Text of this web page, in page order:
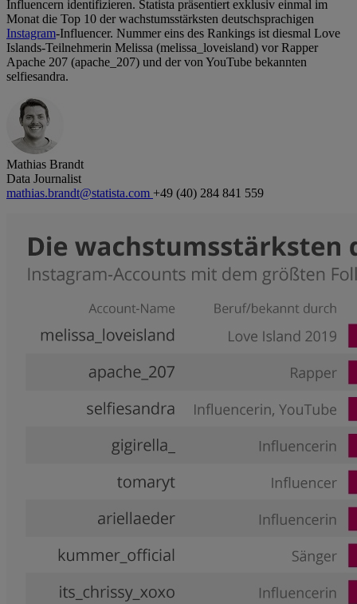
Influencern identifizieren. Statista präsentiert exklusiv einmal im
Monat die Top 10 der wachstumsstärksten deutschsprachigen
Instagram-Influencer. Nummer eins des Rankings ist diesmal Love
Islands-Teilnehmerin Melissa (melissa_loveisland) vor Rapper
Apache 207 (apache_207) und der von YouTube bekannten
selfiesandra.
Mathias Brandt
Data Journalist
mathias.brandt@statista.com +49 (40) 284 841 559